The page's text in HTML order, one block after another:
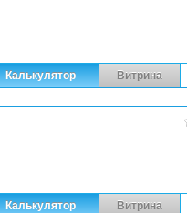
Калькулятор Витрина
Калькулятор Витрина